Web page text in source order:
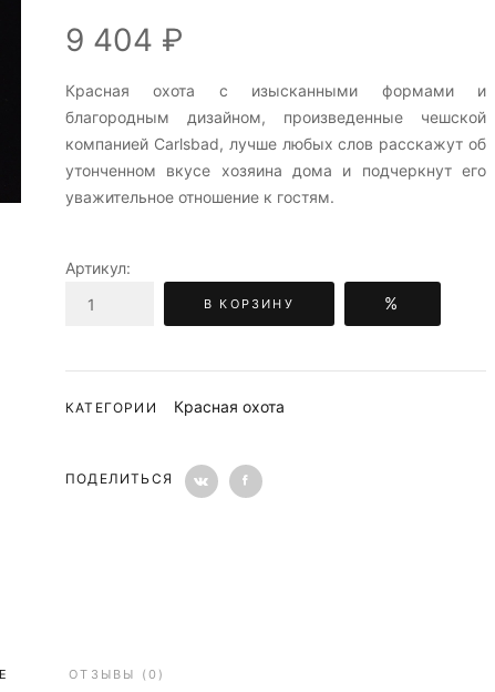
9 404 ₽
Красная охота c изысканными формами и
благородным дизайном, произведенные чешской
компанией Carlsbad, лучше любых слов расскажут об
утонченном вкусе хозяина дома и подчеркнут его
уважительное отношение к гостям.
Артикул:
В КОРЗИНУ %
КАТЕГОРИИ Красная охота
ПОДЕЛИТЬСЯ
ОТЗЫВЫ (0)